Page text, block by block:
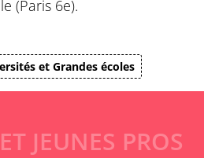
(Paris 6e).
et Grandes écoles
JEUNES PROS